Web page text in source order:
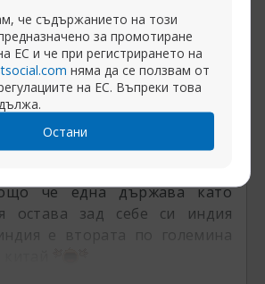
че съдържанието на този
за промотиране
ЕС и че при регистрирането на
няма да се ползвам от
на ЕС. Въпреки това
Остани
написано отзвездоброец
банка
впечатление, че Индия с 1,1
БВП колкото Италия с 60
че една държава като
остава зад себе си индия
е втората по големина